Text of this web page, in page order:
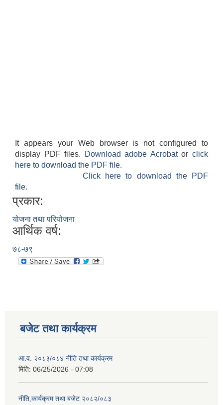
It appears your Web browser is not configured to
display PDF files.
Download adobe Acrobatorclick
here to download the PDF file.
Click here to download the PDF
file.
प्रकार:
योजना तथा परियोजना
आर्थिक वर्ष:
७८-७९
बजेट तथा कार्यक्रम
आ.व. २०८३/०८४ नीति तथा कार्यक्रम
मिति: 06/25/2026 - 07:08
नीति,कार्यक्रम तथा बजेट २०८२/०८३